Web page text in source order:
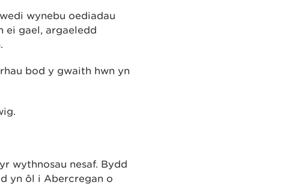
wynebu oediadau
ei gael, argaeledd
bod y gwaith hwn yn
wythnosau nesaf. Bydd
yn ôl i Abercregan o